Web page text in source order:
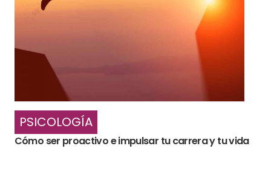
PSICOLOGÍA
Cómo ser proactivo e impulsar tu carrera y tu vida